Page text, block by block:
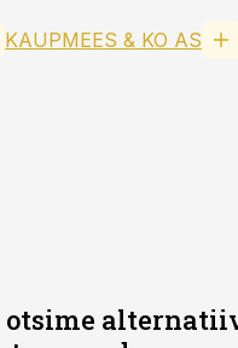
KAUPMEES & KO AS
otsime